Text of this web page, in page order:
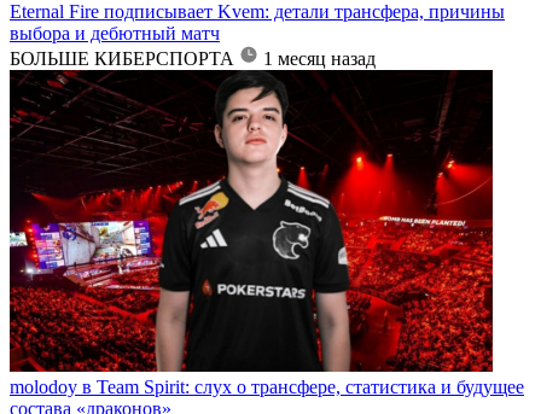
Eternal Fire подписывает Kvem: детали трансфера, причины
выбора и дебютный матч
БОЛЬШЕ КИБЕРСПОРТА
1 месяц назад
molodoy в Team Spirit: слух о трансфере, статистика и будущее
состава «драконов»